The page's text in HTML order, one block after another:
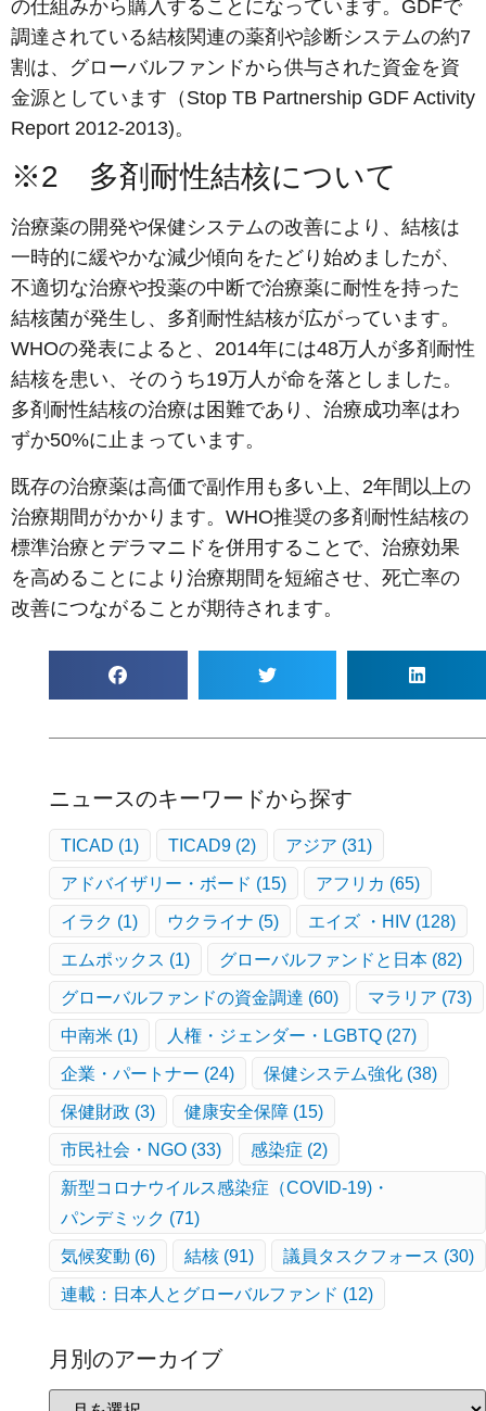
の仕組みから購入することになっています。GDFで
調達されている結核関連の薬剤や診断システムの約7
割は、グローバルファンドから供与された資金を資
金源としています（Stop TB Partnership GDF Activity
Report 2012-2013)。
※2 多剤耐性結核について
治療薬の開発や保健システムの改善により、結核は
一時的に緩やかな減少傾向をたどり始めましたが、
不適切な治療や投薬の中断で治療薬に耐性を持った
結核菌が発生し、多剤耐性結核が広がっています。
WHOの発表によると、2014年には48万人が多剤耐性
結核を患い、そのうち19万人が命を落としました。
多剤耐性結核の治療は困難であり、治療成功率はわ
ずか50%に止まっています。
既存の治療薬は高価で副作用も多い上、2年間以上の
治療期間がかかります。WHO推奨の多剤耐性結核の
標準治療とデラマニドを併用することで、治療効果
を高めることにより治療期間を短縮させ、死亡率の
改善につながることが期待されます。
ニュースのキーワードから探す
TICAD (1) TICAD9(2) アジア (31)
アドバイザリー・ボード (15) アフリカ (65)
イラク (1) ウクライナ (5) エイズ ・HIV(128)
エムポックス (1) グローバルファンドと日本(82)
グローバルファンドの資金調達 (60) マラリア (73)
中南米(1) 人権・ジェンダー・LGBTQ(27)
企業・パートナー (24) 保健システム強化(38)
保健財政 (3) 健康安全保障(15)
市民社会・NGO(33) 感染症 (2)
新型コロナウイルス感染症（COVID-19)・
パンデミック (71)
気候変動 (6) 結核(91) 議員タスクフォース (30)
連載：日本人とグローバルファンド (12)
月別のアーカイブ